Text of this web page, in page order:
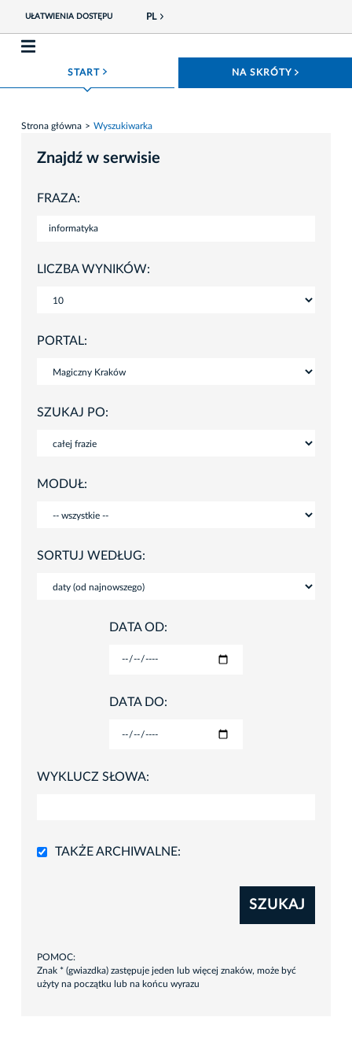
UŁATWIENIA DOSTĘPU PL
START ROZWIŃ MENU NA SKRÓTY
Strona główna Wyszukiwarka
Znajdź w serwisie
FRAZA:
LICZBA WYNIKÓW:
PORTAL:
SZUKAJ PO:
MODUŁ:
SORTUJ WEDŁUG:
DATA OD:
DATA DO:
WYKLUCZ SŁOWA:
TAKŻE ARCHIWALNE:
SZUKAJ
POMOC:
Znak * (gwiazdka) zastępuje jeden lub więcej znaków, może być
użyty na początku lub na końcu wyrazu